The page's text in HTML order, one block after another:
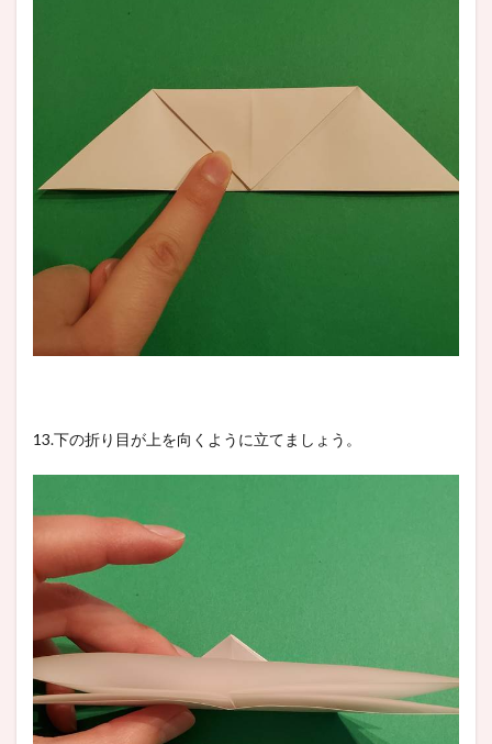
13.下の折り目が上を向くように立てましょう。